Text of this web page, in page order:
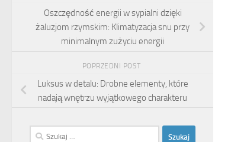
Oszczędność energii w sypialni dzięki
żaluzjom rzymskim: Klimatyzacja snu przy
minimalnym zużyciu energii
POPRZEDNI POST
Luksus w detalu: Drobne elementy, które
nadają wnętrzu wyjątkowego charakteru
Szukaj: